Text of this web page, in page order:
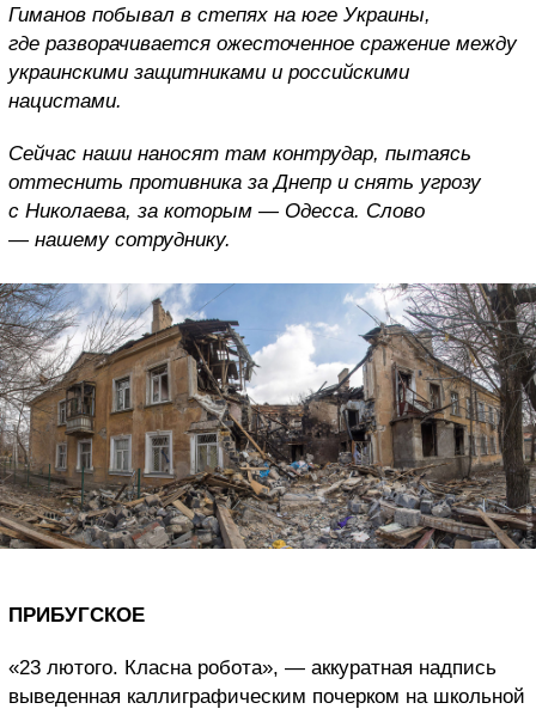
Гиманов побывал в степях на юге Украины,
где разворачивается ожесточенное сражение между
украинскими защитниками и российскими
нацистами.
Сейчас наши наносят там контрудар, пытаясь
оттеснить противника за Днепр и снять угрозу
с Николаева, за которым — Одесса. Слово
— нашему сотруднику.
ПРИБУГСКОЕ
«23 лютого. Класна робота», — аккуратная надпись
выведенная каллиграфическим почерком на школьной